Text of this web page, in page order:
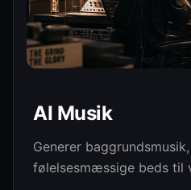
Audio Design
AI Musik
Generer
følelsesmæssige beds til